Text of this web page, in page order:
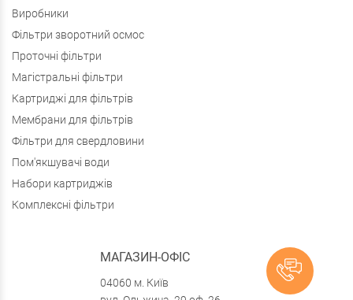
Виробники
Фільтри зворотний осмос
Проточні фільтри
Магістральні фільтри
Картриджі для фільтрів
Мембрани для фільтрів
Фільтри для свердловини
Пом'якшувачі води
Набори картриджів
Комплексні фільтри
МАГАЗИН-ОФІС
04060 м. Київ